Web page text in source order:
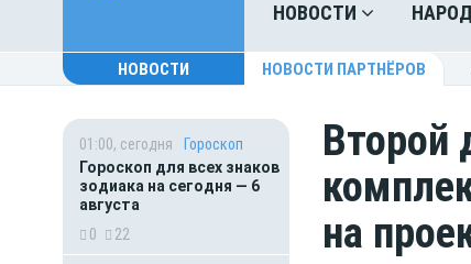
НОВОСТИ
НОВОСТИ НОВОСТИ ПАРТНЁРОВ
01:00, сегодня
Гороскоп
Гороскоп для всех знаков
зодиака на сегодня — 6
августа
0
22
Второй
на